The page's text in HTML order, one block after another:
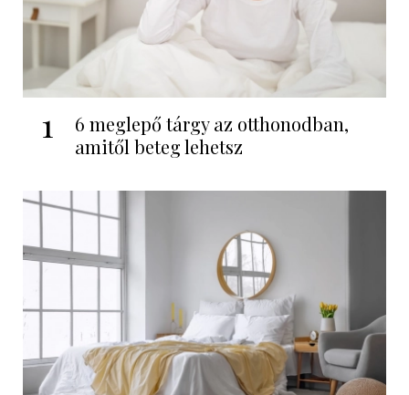
1
6 meglepő tárgy az otthonodban,
amitől beteg lehetsz